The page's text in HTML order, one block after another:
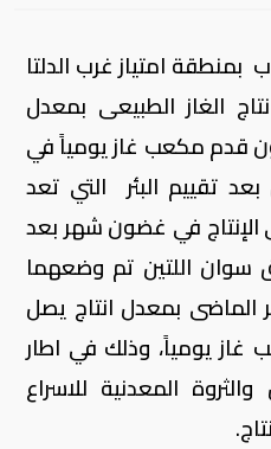
بدأت البئر سيلفا بالمرحلة ٩ب بمنطقة امتياز غرب الدلتا
الغاز الطبيعى بمعدل
بين 60-80 مليون قدم مكعب غاز يومياً في
تقييم البئر التي تعد
الإنتاج في غضون شهر بعد
سوان اللتين تم وضعهما
الماضى بمعدل انتاج يصل
غاز يومياً، وذلك في اطار
المعدنية للاسراع